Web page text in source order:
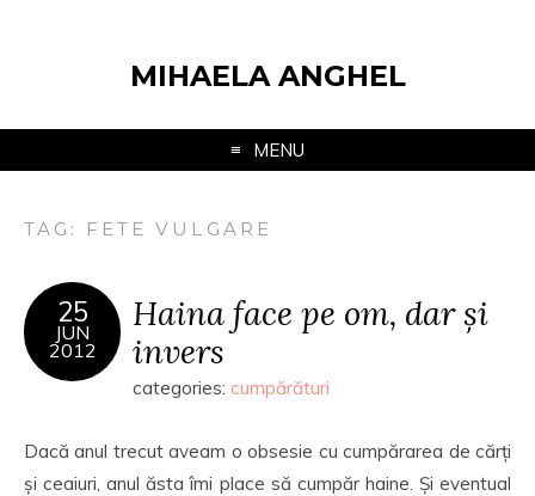
MIHAELA ANGHEL
MENU
TAG: FETE VULGARE
25
JUN
2012
Haina face pe om, dar și
invers
categories: cumpărături
Dacă anul trecut aveam o obsesie cu cumpărarea de cărți
și ceaiuri, anul ăsta îmi place să cumpăr haine. Și eventual